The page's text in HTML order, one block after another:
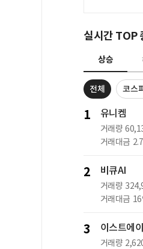
실시간 TOP
상승
전체 코스
1 유니켐
거래량
거래대금
2 비큐AI
거래량
거래대금
3 이스트에
거래량